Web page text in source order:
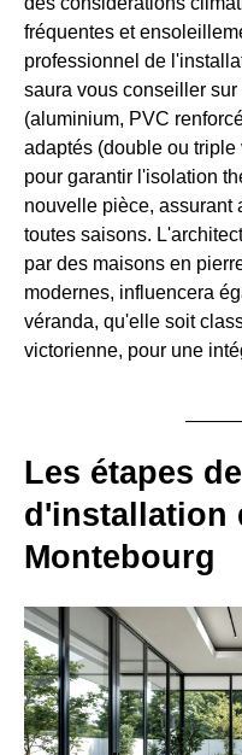
fréquentes et
professionnel de
saura vous conseiller
(aluminium, PVC
adaptés (double ou
pour garantir l'isolation
nouvelle pièce, assurant
toutes saisons.
par des maisons en
modernes, influencera
véranda, qu'elle soit
victorienne, pour une
Les étapes
d'installation
Montebourg